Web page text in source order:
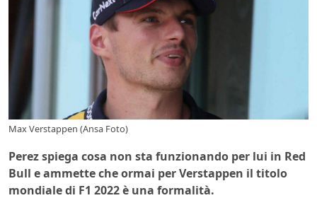
Max Verstappen (Ansa Foto)
Perez spiega cosa non sta funzionando per lui in Red
Bull e ammette che ormai per Verstappen il titolo
mondiale di F1 2022 è una formalità.